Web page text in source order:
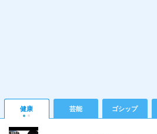
健康 芸能 ゴシップ